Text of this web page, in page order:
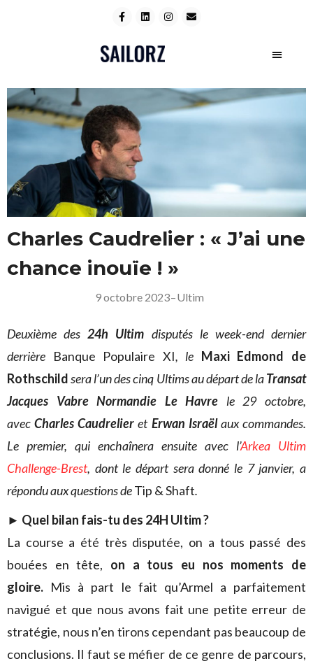
Charles Caudrelier : « J’ai une
chance inouïe ! »
9 octobre 2023–Ultim
Deuxième des24h Ultim disputés le week-end dernier
derrière Banque Populaire XI, le Maxi Edmond de
Rothschildsera l’un descinq Ultims au départ de laTransat
Jacques Vabre Normandie Le Havre le 29 octobre,
avecCharles Caudrelier et Erwan Israëlaux commandes.
Le premier, qui enchaînera ensuite avec l’Arkea Ultim
Challenge-Brest, dont le départ sera donné le 7 janvier, a
répondu aux questions deTip & Shaft.
► Quel bilan fais-tu des 24H Ultim ?
La course a été très disputée, on a tous passé des
bouées en tête, on a tous eu nos moments de
gloire. Mis à part le fait qu’Armel a parfaitement
navigué et que nous avons fait une petite erreur de
stratégie, nous n’en tirons cependant pas beaucoup de
conclusions. Il faut se méfier de ce genre de parcours,